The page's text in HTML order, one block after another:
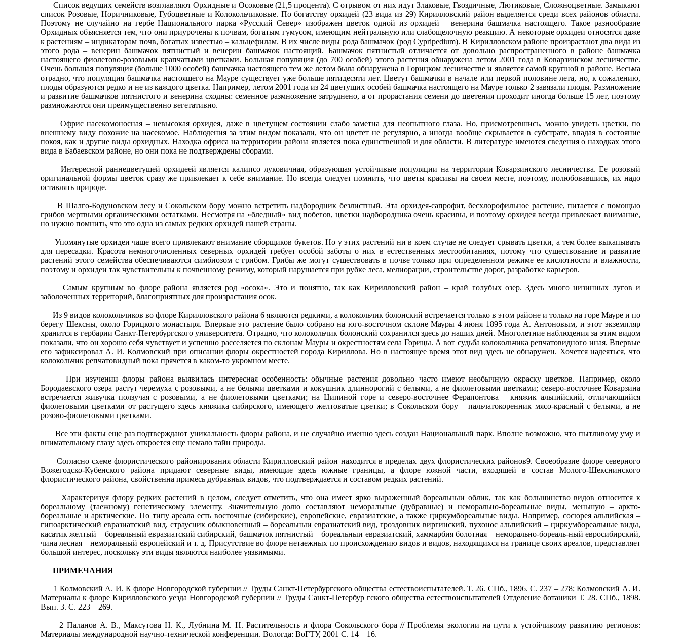
Список ведущих семейств возглавляют Орхидные и Осоковые (21,5 процента). С отрывом от них идут Злаковые, Гвоздичные, Лютиковые, Сложноцветные. Замыкают
список Розовые, Норичниковые, Губоцветные и Колокольчиковые. По богатству орхидей (23 вида из 29) Кирилловский район выделяется среди всех районов области.
Поэтому не случайно на гербе Национального парка «Русский Север» изображен цветок одной из орхидей – венерина башмачка настоящего. Такое разнообразие
Орхидных объясняется тем, что они приурочены к почвам, богатым гумусом, имеющим нейтральную или слабощелочную реакцию. А некоторые орхидеи относятся даже
к растениям – индикаторам почв, богатых известью – кальцефилам. В их числе виды рода башмачок (род Cypripedium). В Кирилловском районе произрастают два вида из
этого рода – венерин башмачок пятнистый и венерин башмачок настоящий. Башмачок пятнистый отличается от довольно распространенного в районе башмачка
настоящего фиолетово-розовыми крапчатыми цветками. Большая популяция (до 700 особей) этого растения обнаружена летом 2001 года в Коварзинском лесничестве.
Очень большая популяция (больше 1000 особей) башмачка настоящего тем же летом была обнаружена в Горицком лесничестве и является самой крупной в районе. Весьма
отрадно, что популяция башмачка настоящего на Мауре существует уже больше пятидесяти лет. Цветут башмачки в начале или первой половине лета, но, к сожалению,
плоды образуются редко и не из каждого цветка. Например, летом 2001 года из 24 цветущих особей башмачка настоящего на Мауре только 2 завязали плоды. Размножение
и развитие башмачков пятнистого и венерина сходны: семенное размножение затруднено, а от прорастания семени до цветения проходит иногда больше 15 лет, поэтому
размножаются они преимущественно вегетативно.
Офрис насекомоносная – невысокая орхидея, даже в цветущем состоянии слабо заметна для неопытного глаза. Но, присмотревшись, можно увидеть цветки, по
внешнему виду похожие на насекомое. Наблюдения за этим видом показали, что он цветет не регулярно, а иногда вообще скрывается в субстрате, впадая в состояние
покоя, как и другие виды орхидных. Находка офриса на территории района является пока единственной и для области. В литературе имеются сведения о находках этого
вида в Бабаевском районе, но они пока не подтверждены сборами.
Интересной раннецветущей орхидеей является калипсо луковичная, образующая устойчивые популяции на территории Коварзинского лесничества. Ее розовый
оригинальной формы цветок сразу же привлекает к себе внимание. Но всегда следует помнить, что цветы красивы на своем месте, поэтому, полюбовавшись, их надо
оставлять природе.
В Шалго-Бодуновском лесу и Сокольском бору можно встретить надбородник безлистный. Эта орхидея-сапрофит, бесхлорофильное растение, питается с помощью
грибов мертвыми органическими остатками. Несмотря на «бледный» вид побегов, цветки надбородника очень красивы, и поэтому орхидея всегда привлекает внимание,
но нужно помнить, что это одна из самых редких орхидей нашей страны.
Упомянутые орхидеи чаще всего привлекают внимание сборщиков букетов. Но у этих растений ни в коем случае не следует срывать цветки, а тем более выкапывать
для пересадки. Красота немногочисленных северных орхидей требует особой заботы о них в естественных местообитаниях, потому что существование и развитие
растений этого семейства обеспечиваются симбиозом с грибом. Грибы же могут существовать в почве только при определенном режиме ее кислотности и влажности,
поэтому и орхидеи так чувствительны к почвенному режиму, который нарушается при рубке леса, мелиорации, строительстве дорог, разработке карьеров.
Самым крупным во флоре района является род «осока». Это и понятно, так как Кирилловский район – край голубых озер. Здесь много низинных лугов и
заболоченных территорий, благоприятных для произрастания осок.
Из 9 видов колокольчиков во флоре Кирилловского района 6 являются редкими, а колокольчик болонский встречается только в этом районе и только на горе Мауре и по
берегу Шексны, около Горицкого монастыря. Впервые это растение было собрано на юго-восточном склоне Мауры 4 июня 1895 года А. Антоновым, и этот экземпляр
хранится в гербарии Санкт-Петербургского университета. Отрадно, что колокольчик болонский сохранился здесь до наших дней. Многолетние наблюдения за этим видом
показали, что он хорошо себя чувствует и успешно расселяется по склонам Мауры и окрестностям села Горицы. А вот судьба колокольчика репчатовидного иная. Впервые
его зафиксировал А. И. Колмовский при описании флоры окрестностей города Кириллова. Но в настоящее время этот вид здесь не обнаружен. Хочется надеяться, что
колокольчик репчатовидный пока прячется в каком-то укромном месте.
При изучении флоры района выявилась интересная особенность: обычные растения довольно часто имеют необычную окраску цветков. Например, около
Бородаевского озера растут черемуха с розовыми, а не белыми цветками и кокушник длиннорогий с белыми, а не фиолетовыми цветками; северо-восточнее Коварзина
встречается живучка ползучая с розовыми, а не фиолетовыми цветками; на Ципиной горе и северо-восточнее Ферапонтова – княжик альпийский, отличающийся
фиолетовыми цветками от растущего здесь княжика сибирского, имеющего желтоватые цветки; в Сокольском бору – пальчатокоренник мясо-красный с белыми, а не
розово-фиолетовыми цветками.
Все эти факты еще раз подтверждают уникальность флоры района, и не случайно именно здесь создан Национальный парк. Вполне возможно, что пытливому уму и
внимательному глазу здесь откроется еще немало тайн природы.
Согласно схеме флористического районирования области Кирилловский район находится в пределах двух флористических районов9. Своеобразие флоре северного
Вожегодско-Кубенского района придают северные виды, имеющие здесь южные границы, а флоре южной части, входящей в состав Молого-Шекснинского
флористического района, свойственна примесь дубравных видов, что подтверждается и составом редких растений.
Характеризуя флору редких растений в целом, следует отметить, что она имеет ярко выраженный бореальныи облик, так как большинство видов относится к
бореальному (таежному) генетическому элементу. Значительную долю составляют неморальные (дубравные) и неморально-бореальные виды, меньшую – аркто-
бореальные и арктические. По типу ареала есть восточные (сибирские), европейские, евразиатские, а также циркумбореальные виды. Например, сосюрея альпийская –
гипоарктический евразиатский вид, страусник обыкновенный – бореальныи евразиатский вид, гроздовник виргинский, пухонос альпийский – циркумбореальные виды,
касатик желтый – бореальный евразиатский сибирский, башмачок пятнистый – бореальныи евразиатский, хаммарбия болотная – неморально-бореаль-ный евросибирский,
чина лесная – неморальный европейский и т. д. Присутствие во флоре нетаежных по происхождению видов и видов, находящихся на границе своих ареалов, представляет
большой интерес, поскольку эти виды являются наиболее уязвимыми.
ПРИМЕЧАНИЯ
1 Колмовский А. И. К флоре Новгородской губернии // Труды Санкт-Петербургского общества естествоиспытателей. Т. 26. СПб., 1896. С. 237 – 278; Колмовский А. И.
Материалы к флоре Кирилловского уезда Новгородской губернии // Труды Санкт-Петербур гского общества естествоиспытателей Отделение ботаники Т. 28. СПб., 1898.
Вып. 3. С. 223 – 269.
2 Паланов А. В., Максутова Н. К., Лубнина М. Н. Растительность и флора Сокольского бора // Проблемы экологии на пути к устойчивому развитию регионов:
Материалы международной научно-технической конференции. Вологда: ВоГТУ, 2001 С. 14 – 16.